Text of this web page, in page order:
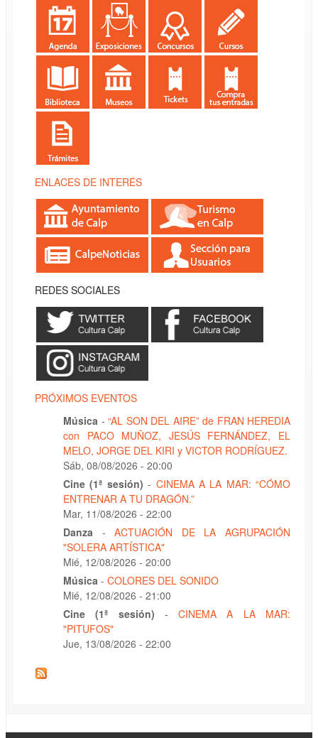
ENLACES DE INTERÉS
REDES SOCIALES
PRÓXIMOS EVENTOS
Música - “AL SON DEL AIRE” de FRAN HEREDIA
con PACO MUÑOZ, JESÚS FERNÁNDEZ, EL
MELO, JORGE DEL KIRI y VICTOR RODRÍGUEZ.
Sáb, 08/08/2026 - 20:00
Cine (1ª sesión) - CINEMA A LA MAR: “CÓMO
ENTRENAR A TU DRAGÓN.”
Mar, 11/08/2026 - 22:00
Danza
-ACTUACIÓN DE LA AGRUPACIÓN
"SOLERA ARTÍSTICA"
Mié, 12/08/2026 - 20:00
Música - COLORES DEL SONIDO
Mié, 12/08/2026 - 21:00
Cine (1ª sesión)
-CINEMA A LA MAR:
"PITUFOS"
Jue, 13/08/2026 - 22:00